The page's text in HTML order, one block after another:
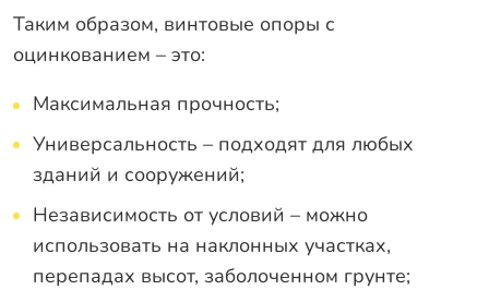
Таким образом, винтовые опоры с
оцинкованием – это:
Максимальная прочность;
Универсальность – подходят для любых
зданий и сооружений;
Независимость от условий – можно
использовать на наклонных участках,
перепадах высот, заболоченном грунте;